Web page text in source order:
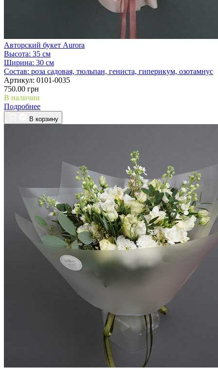
Авторский букет Aurora
Высота: 35 см
Ширина: 30 см
Состав: роза садовая, тюльпан, гениста, гиперикум, озотамнус
Артикул: 0101-0035
750.00 грн
В наличии
Подробнее
В корзину